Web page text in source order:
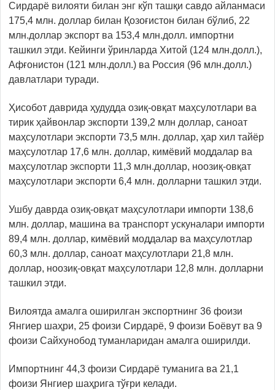
Сирдарё вилояти билан энг кўп ташқи савдо айланмаси
175,4 млн. доллар билан Қозоғистон билан бўлиб, 22
млн.доллар экспорт ва 153,4 млн.долл. импортни
ташкил этди. Кейинги ўринларда Хитой (124 млн.долл.),
Афғонистон (121 млн.долл.) ва Россия (96 млн.долл.)
давлатлари туради.
Ҳисобот даврида ҳудудда озиқ-овқат маҳсулотлари ва
тирик ҳайвонлар экспорти 139,2 млн доллар, саноат
маҳсулотлари экспорти 73,5 млн. доллар, ҳар хил тайёр
маҳсулотлар 17,6 млн. доллар, кимёвий моддалар ва
маҳсулотлар экспорти 11,3 млн.доллар, ноозиқ-овқат
маҳсулотлари экспорти 6,4 млн. долларни ташкил этди.
Ушбу даврда озиқ-овқат маҳсулотлари импорти 138,6
млн. доллар, машина ва транспорт ускуналари импорти
89,4 млн. доллар, кимёвий моддалар ва маҳсулотлар
60,3 млн. доллар, саноат маҳсулотлари 21,8 млн.
доллар, ноозиқ-овқат маҳсулотлари 12,8 млн. долларни
ташкил этди.
Вилоятда амалга оширилган экспортнинг 36 фоизи
Янгиер шаҳри, 25 фоизи Сирдарё, 9 фоизи Боёвут ва 9
фоизи Сайхунобод туманларидан амалга оширилди.
Импортнинг 44,3 фоизи Сирдарё туманига ва 21,1
фоизи Янгиер шаҳрига тўғри келади.